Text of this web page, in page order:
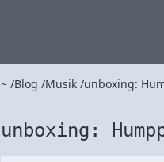
~ Blog Musik unboxing:
unboxing: